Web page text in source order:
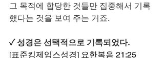
그 목적에 합당한 것들만 집중해서 기록
했다는 것을 보여 주는 거죠.
✓ 성경은 선택적으로 기록되었다.
[표준킹제임스성경] 요한복음 21:25